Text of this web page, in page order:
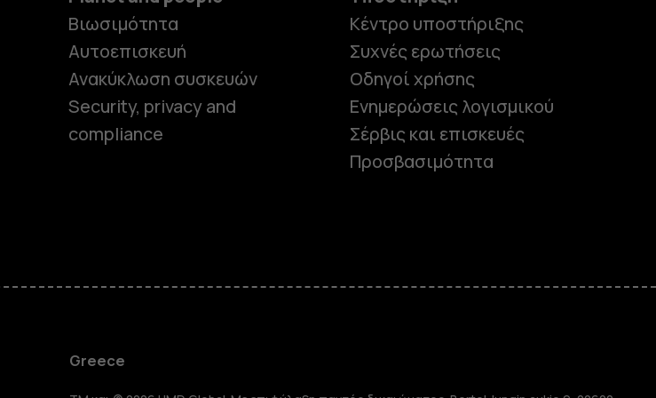
Smartphone
Βιωσιμότητα
Αυτοεπισκευή
Ανακύκλωση συσκευών
Security, privacy and
compliance
Κέντρο υποστήριξης
Συχνές ερωτήσεις
Οδηγοί χρήσης
Ενημερώσεις λογισμικού
Σέρβις και επισκευές
Προσβασιμότητα
Greece